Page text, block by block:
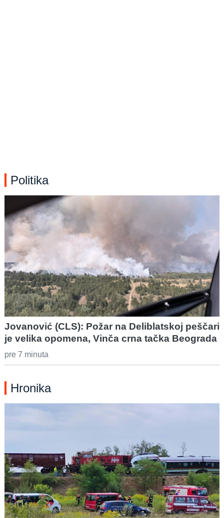
Politika
Jovanović (CLS): Požar na Deliblatskoj peščari
je velika opomena, Vinča crna tačka Beograda
pre 7 minuta
Hronika